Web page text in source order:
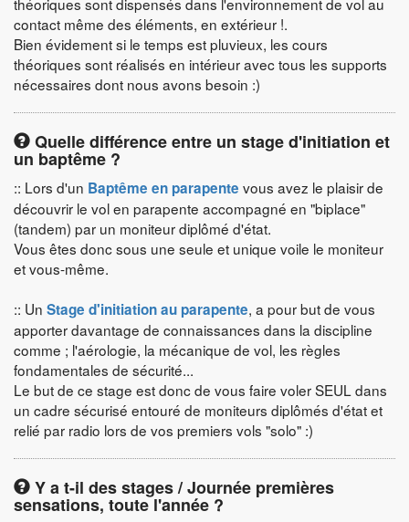
contact même des éléments, en extérieur !.
Bien évidement si le temps est pluvieux, les cours
théoriques sont réalisés en intérieur avec tous les supports
nécessaires dont nous avons besoin :)
Quelle différence entre un stage d'initiation et
un baptême ?
:: Lors d'un Baptême en parapente vous avez le plaisir de
découvrir le vol en parapente accompagné en "biplace"
(tandem) par un moniteur diplômé d'état.
Vous êtes donc sous une seule et unique voile le moniteur
et vous-même.
:: Un Stage d'initiation au parapente, a pour but de vous
apporter davantage de connaissances dans la discipline
comme ; l'aérologie, la mécanique de vol, les règles
fondamentales de sécurité...
Le but de ce stage est donc de vous faire voler SEUL dans
un cadre sécurisé entouré de moniteurs diplômés d'état et
relié par radio lors de vos premiers vols "solo" :)
Y a t-il des stages / Journée premières
sensations, toute l'année ?